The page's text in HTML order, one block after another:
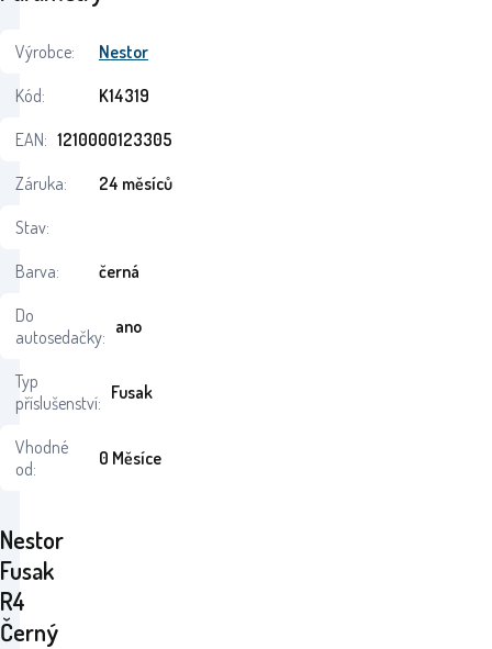
Nestor
Fusak
R4
Černý
Výrobce:
Nestor
Kód:
K14319
EAN: 1210000123305
Záruka:
24 měsíců
Stav:
Barva:
černá
Do
autosedačky: ano
Typ
příslušenství: Fusak
Vhodné
od:
0 Měsíce